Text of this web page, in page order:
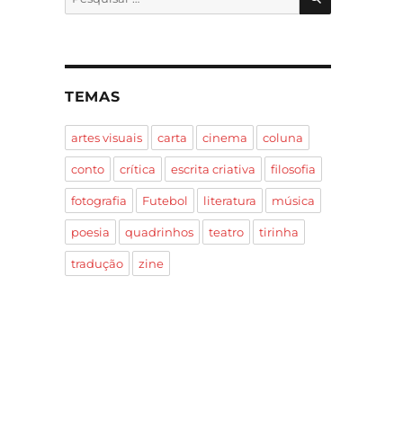
por:
TEMAS
artes visuais carta cinema coluna
conto crítica escrita criativa filosofia
fotografia Futebol literatura música
poesia quadrinhos teatro tirinha
tradução zine